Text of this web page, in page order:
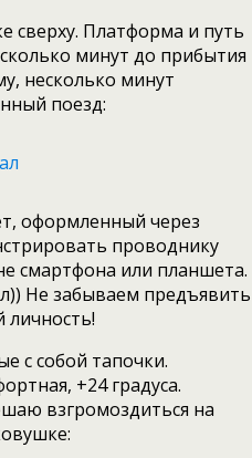
сверху. Платформа и путь
минут до прибытия
несколько минут
поезд:
оформленный через
проводнику
смартфона или планшета.
Не забываем предъявить
с собой тапочки.
+24 градуса.
взгромоздиться на